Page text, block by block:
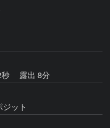
露出 8分
ット